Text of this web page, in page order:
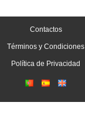
Contactos
Términos y Condiciones
Política de Privacidad